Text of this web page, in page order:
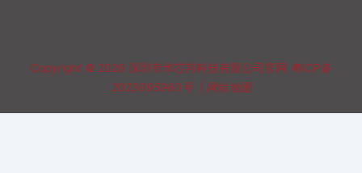
Copyright © 2026 深圳市华芯邦科技有限公司官网 粤ICP备
2023095960号| 网站地图